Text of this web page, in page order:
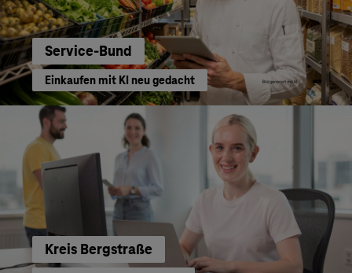
Service-Bund
Einkaufen mit KI neu gedacht
Kreis Bergstraße